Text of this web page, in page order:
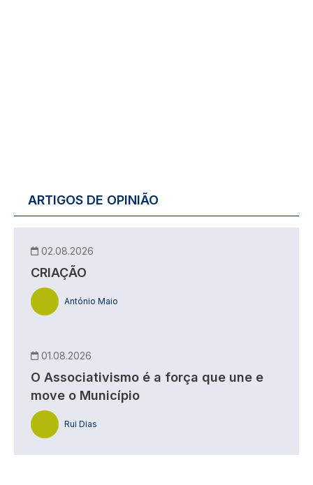
ARTIGOS DE OPINIÃO
02.08.2026
CRIAÇÃO
António Maio
01.08.2026
O Associativismo é a força que une e
move o Município
Rui Dias